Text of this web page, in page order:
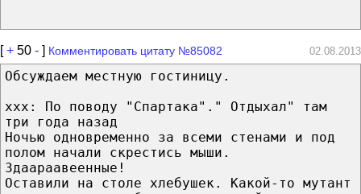
[+ 50 - ] Комментировать цитату №85082 02.08.2013
Обсуждаем местную гостиницу.
ххх: По поводу "Спартака"." Отдыхал" там
три года назад
Ночью одновременно за всеми стенами и под
полом начали скрестись мыши.
Здаараавеенные!
Оставили на столе хлебушек. Какой-то мутант